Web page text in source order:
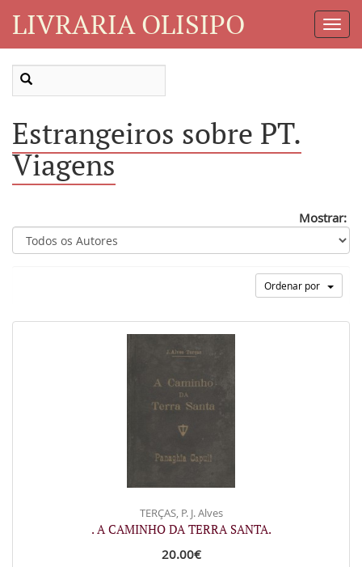
LIVRARIA OLISIPO
Estrangeiros sobre PT.
Viagens
Mostrar:
Ordenar por
TERÇAS, P. J. Alves
. A CAMINHO DA TERRA SANTA.
20.00€